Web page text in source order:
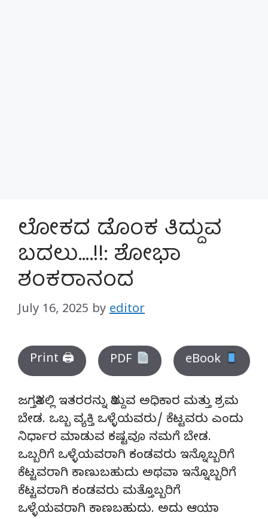
ಲೋಕದ ಡೊಂಕ ತಿದ್ದುವ
ಬದಲು….!!: ಶೋಭಾ
ಶಂಕರಾನಂದ
July 16, 2025 by editor
Print 🖨 PDF eBook
ಜಗತ್ತಿನಲ್ಲಿ ಇತರರನ್ನು ತಿದ್ದುವ ಅಧಿಕಾರ ಮತ್ತು ಶ್ರಮ
ಬೇಡ. ಒಬ್ಬ ವ್ಯಕ್ತಿ ಒಳ್ಳೆಯವರು/ ಕೆಟ್ಟವರು ಎಂದು
ನಿರ್ಧಾರ ಮಾಡುವ ಕಷ್ಟವೂ ನಮಗೆ ಬೇಡ.
ಒಬ್ಬರಿಗೆ ಒಳ್ಳೆಯವರಾಗಿ ಕಂಡವರು ಇನ್ನೊಬ್ಬರಿಗೆ
ಕೆಟ್ಟವರಾಗಿ ಕಾಣುಬಹುದು ಅಥವಾ ಇನ್ನೊಬ್ಬರಿಗೆ
ಕೆಟ್ಟವರಾಗಿ ಕಂಡವರು ಮತ್ತೊಬ್ಬರಿಗೆ
ಒಳ್ಳೆಯವರಾಗಿ ಕಾಣಬಹುದು. ಅದು ಆಯಾ